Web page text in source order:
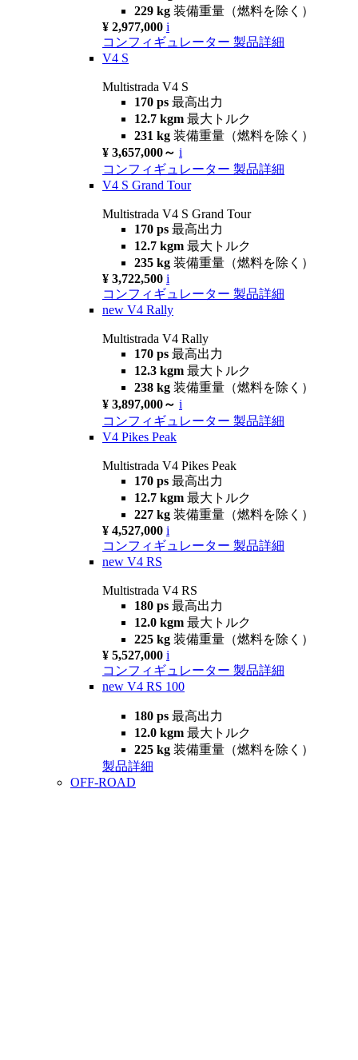
229 kg 装備重量（燃料を除く）
¥ 2,977,000 i
コンフィギュレーター 製品詳細
V4 S
Multistrada V4 S
170 ps 最高出力
12.7 kgm 最大トルク
231 kg 装備重量（燃料を除く）
¥ 3,657,000～ i
コンフィギュレーター 製品詳細
V4 S Grand Tour
Multistrada V4 S Grand Tour
170 ps 最高出力
12.7 kgm 最大トルク
235 kg 装備重量（燃料を除く）
¥ 3,722,500 i
コンフィギュレーター 製品詳細
new V4 Rally
Multistrada V4 Rally
170 ps 最高出力
12.3 kgm 最大トルク
238 kg 装備重量（燃料を除く）
¥ 3,897,000～ i
コンフィギュレーター 製品詳細
V4 Pikes Peak
Multistrada V4 Pikes Peak
170 ps 最高出力
12.7 kgm 最大トルク
227 kg 装備重量（燃料を除く）
¥ 4,527,000 i
コンフィギュレーター 製品詳細
new V4 RS
Multistrada V4 RS
180 ps 最高出力
12.0 kgm 最大トルク
225 kg 装備重量（燃料を除く）
¥ 5,527,000 i
コンフィギュレーター 製品詳細
new V4 RS 100
180 ps 最高出力
12.0 kgm 最大トルク
225 kg 装備重量（燃料を除く）
製品詳細
OFF-ROAD